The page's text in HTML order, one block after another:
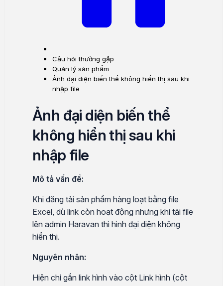
Câu hỏi thường gặp
Quản lý sản phẩm
Ảnh đại diện biến thể không hiển thị sau khi
nhập file
Ảnh đại diện biến thể
không hiển thị sau khi
nhập file
Mô tả vấn đề:
Khi đăng tải sản phẩm hàng loạt bằng file
Excel, dù link còn hoạt động nhưng khi tải file
lên admin Haravan thì hình đại diện không
hiển thị.
Nguyên nhân:
Hiện chỉ gắn link hình vào cột Link hình (cột